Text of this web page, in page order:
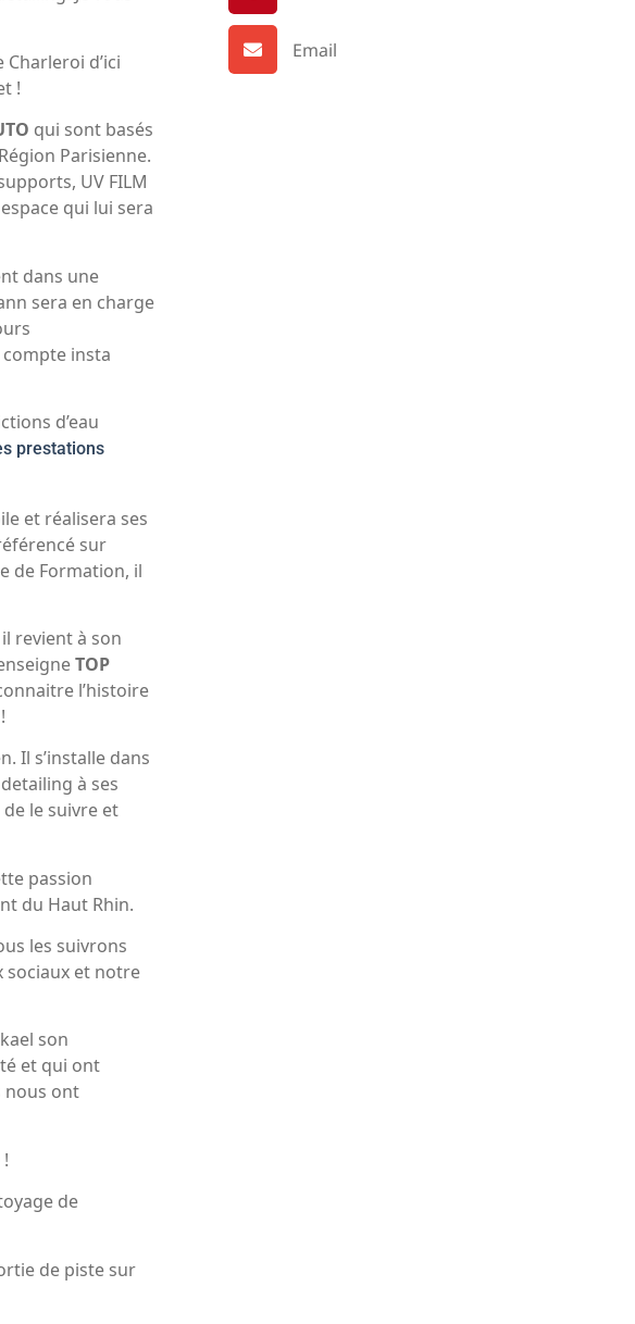
d’ici
!
qui sont basés
Parisienne.
UV FILM
qui lui sera
dans une
sera en charge
insta
d’eau
prestations
et réalisera ses
sur
de Formation, il
revient à son
TOP
l’histoire
Il s’installe dans
à ses
le suivre et
passion
du Haut Rhin.
les suivrons
sociaux et notre
son
et qui ont
nous ont
!
de
de piste sur
Email